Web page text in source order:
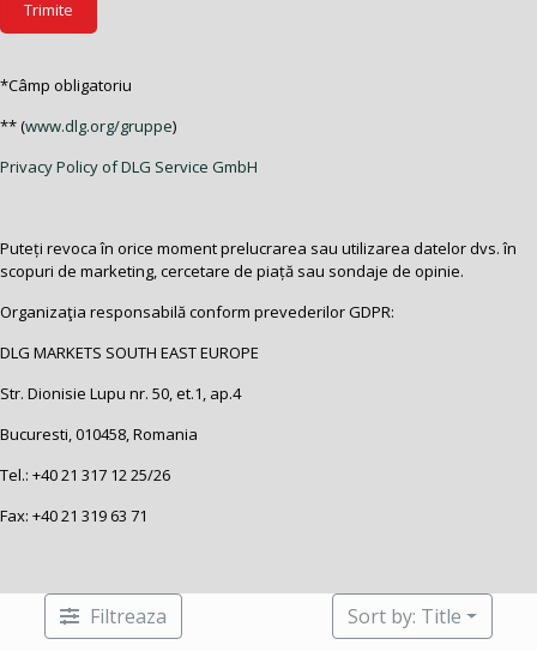
*Câmp obligatoriu
** (www.dlg.org/gruppe)
Privacy Policy of DLG Service GmbH
Puteți revoca în orice moment prelucrarea sau utilizarea datelor dvs. în
scopuri de marketing, cercetare de piață sau sondaje de opinie.
Organizaţia responsabilă conform prevederilor GDPR:
DLG MARKETS SOUTH EAST EUROPE
Str. Dionisie Lupu nr. 50, et.1, ap.4
Bucuresti, 010458, Romania
Tel.: +40 21 317 12 25/26
Fax: +40 21 319 63 71
Filtreaza Sort by: Title